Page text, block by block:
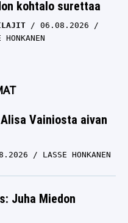
kohtalo surettaa
06.08.2026
HONKANEN
Vainiosta aivan
LASSE HONKANEN
Juha Miedon